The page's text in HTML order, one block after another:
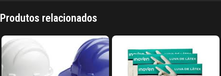
Produtos relacionados